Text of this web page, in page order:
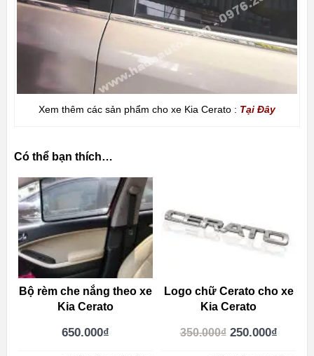
Xem thêm các sản phẩm cho xe Kia Cerato : Tại Đây
Có thể bạn thích…
Bộ rèm che nắng theo xe
Kia Cerato
650.000₫
Logo chữ Cerato cho xe
Kia Cerato
350.000₫ 250.000₫